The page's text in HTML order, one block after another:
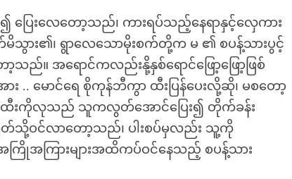
ြေးလေတော့သည်၊ ကားရပ်သည့်နေရာနှင့်လှေကား
သွား၏၊ ရွာလေသောမိုးစက်တို့က မ ၏ စပန့်သားပွင့်
ည်။ အရောင်ကလည်းနို့နှစ်ရောင်ဖြော့ဖြော့ဖြစ်
.. မောင်ရေ စိုကုန်ဘီကွာ ထီးပြန်ပေးလို့ဆို၊ မစတော့
ထီးကိုလုသည် သူကလွတ်အောင်ပြေး၍ တိုက်ခန်း
တ်သို့ဝင်လာတော့သည်၊ ပါးစပ်မှလည်း သူ့ကို
အကြားများအထိကပ်ဝင်နေသည့် စပန့်သား